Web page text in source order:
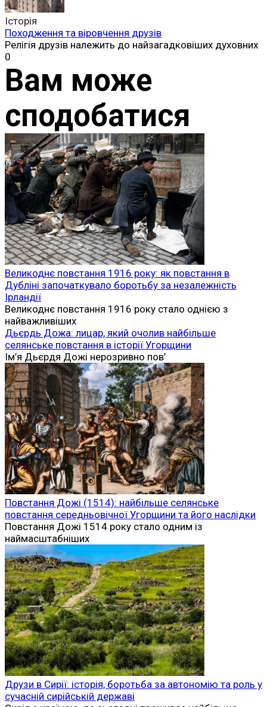
Історія
Походження та віровчення друзів
Релігія друзів належить до найзагадковіших духовних
0
Вам може
сподобатися
Великоднє повстання 1916 року: як повстання в
Дубліні започаткувало боротьбу за незалежність
Ірландії
Великоднє повстання 1916 року стало однією з
найважливіших
Дьєрдь Дожа: лицар, який очолив найбільше
селянське повстання в історії Угорщини
Ім’я Дьєрдя Дожі нерозривно пов’
Повстання Дожі (1514): найбільше селянське
повстання середньовічної Угорщини та його наслідки
Повстання Дожі 1514 року стало одним із
наймасштабніших
Друзи в Сирії: історія, боротьба за автономію та роль у
сучасній сирійській державі